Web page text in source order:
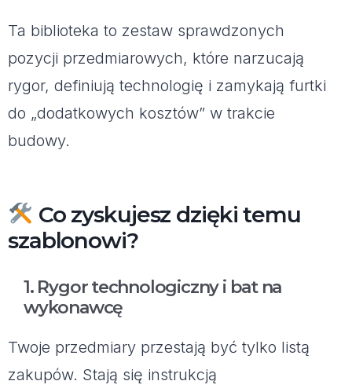
Ta biblioteka to zestaw sprawdzonych
pozycji przedmiarowych, które narzucają
rygor, definiują technologię i zamykają furtki
do „dodatkowych kosztów” w trakcie
budowy.
Co zyskujesz dzięki temu
szablonowi?
1. Rygor technologiczny i bat na
wykonawcę
Twoje przedmiary przestają być tylko listą
zakupów. Stają się instrukcją